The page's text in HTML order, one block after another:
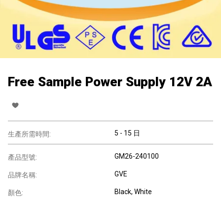
Free Sample Power Supply 12V 2A
生產所需時間: 5 - 15 日
產品型號: GM26-240100
品牌名稱: GVE
顏色: Black, White